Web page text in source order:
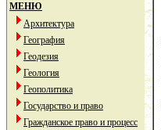
МЕНЮ
Архитектура
География
Геодезия
Геология
Геополитика
Государство и право
Гражданское право и процесс